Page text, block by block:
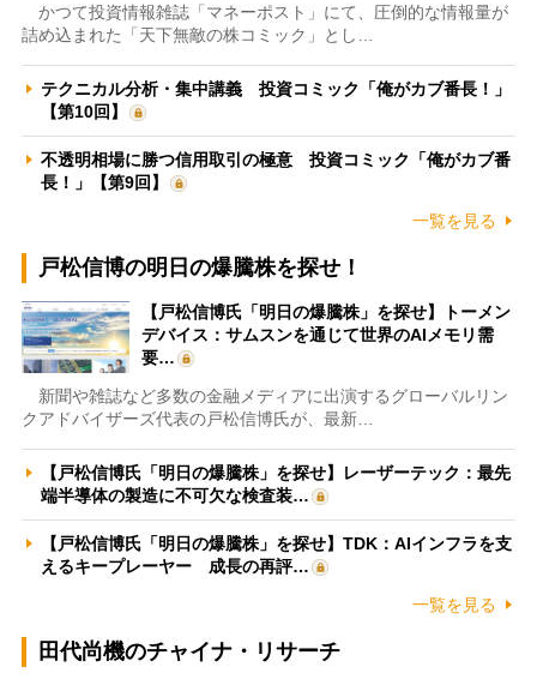
かつて投資情報雑誌「マネーポスト」にて、圧倒的な情報量が
詰め込まれた「天下無敵の株コミック」とし…
テクニカル分析・集中講義 投資コミック「俺がカブ番長！」
【第10回】
不透明相場に勝つ信用取引の極意 投資コミック「俺がカブ番
長！」【第9回】
一覧を見る
戸松信博の明日の爆騰株を探せ！
【戸松信博氏「明日の爆騰株」を探せ】トーメン
デバイス：サムスンを通じて世界のAIメモリ需
要…
新聞や雑誌など多数の金融メディアに出演するグローバルリン
クアドバイザーズ代表の戸松信博氏が、最新…
【戸松信博氏「明日の爆騰株」を探せ】レーザーテック：最先
端半導体の製造に不可欠な検査装…
【戸松信博氏「明日の爆騰株」を探せ】TDK：AIインフラを支
えるキープレーヤー 成長の再評…
一覧を見る
田代尚機のチャイナ・リサーチ